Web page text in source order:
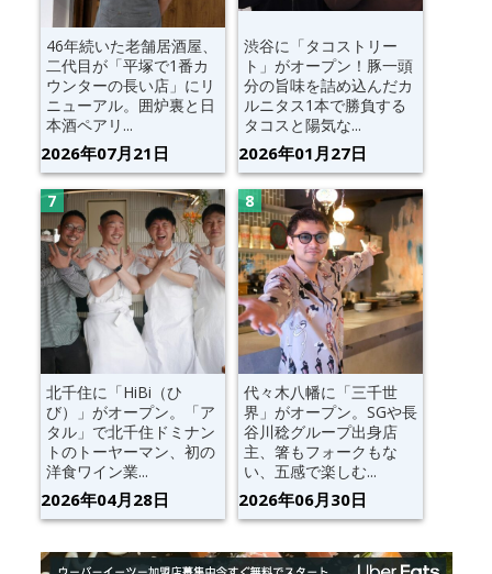
46年続いた老舗居酒屋、
二代目が「平塚で1番カ
ウンターの長い店」にリ
ニューアル。囲炉裏と日
本酒ペアリ...
2026年07月21日
渋谷に「タコストリー
ト」がオープン！豚一頭
分の旨味を詰め込んだカ
ルニタス1本で勝負する
タコスと陽気な...
2026年01月27日
北千住に「HiBi（ひ
び）」がオープン。「ア
タル」で北千住ドミナン
トのトーヤーマン、初の
洋食ワイン業...
2026年04月28日
代々木八幡に「三千世
界」がオープン。SGや長
谷川稔グループ出身店
主、箸もフォークもな
い、五感で楽しむ...
2026年06月30日